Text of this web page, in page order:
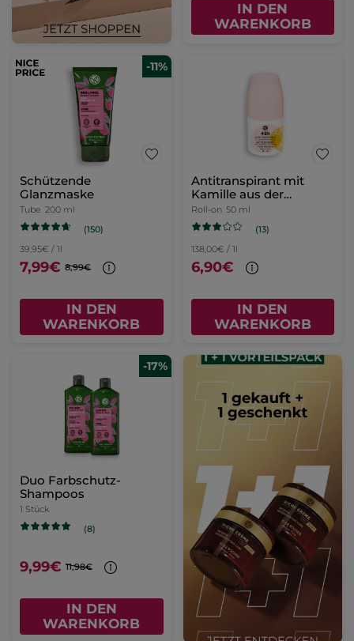
IN DEN
WARENKORB
-11%
Schützende
Glanzmaske
Tube 200 ml
(150)
39,95€ / 1l
7,99€ 8,99€
IN DEN
WARENKORB
Antitranspirant mit
Kamille aus der
Bretagne
Roll-on 50 ml
(13)
138,00€ / 1l
6,90€
IN DEN
WARENKORB
-17%
Duo Farbschutz-
Shampoos
1 Stück
(8)
9,99€ 11,98€
IN DEN
WARENKORB